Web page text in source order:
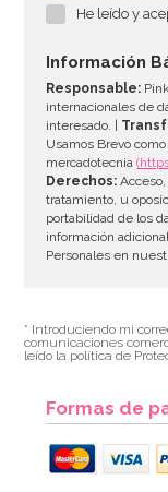
He leído y
Información
Responsable:
internacionales de
interesado. |
Usamos Brevo
mercadotecnia
Derechos:
tratamiento, u
portabilidad de los
información
Personales en
* Introduciendo mi
comunicaciones
leído la política de
Formas de